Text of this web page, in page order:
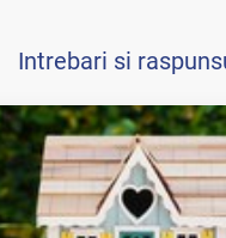
Intrebari si